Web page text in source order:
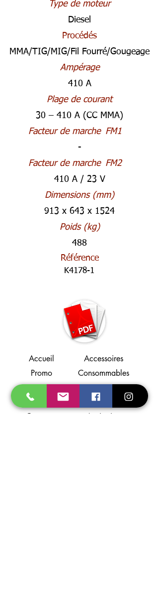
Type de moteur
Diesel
Procédés
MMA/TIG/MIG/Fil Fourré/Gougeage
Ampérage
410 A
Plage de courant
30 – 410 A (CC MMA)
Facteur de marche
FM1
-
Facteur de marche
FM2
410 A / 23 V
Dimensions (mm)
913 x 643 x 1524
Poids (kg)
488
Référence
K4178-1
Accueil
Promo
Gaz
Soudage
Coupage
Accessoires
Consommables
E.P.I.
Flamme
Aspiration